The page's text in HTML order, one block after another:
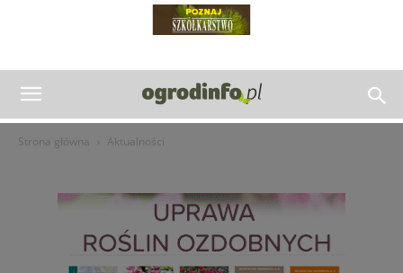
Strona główna Aktualności